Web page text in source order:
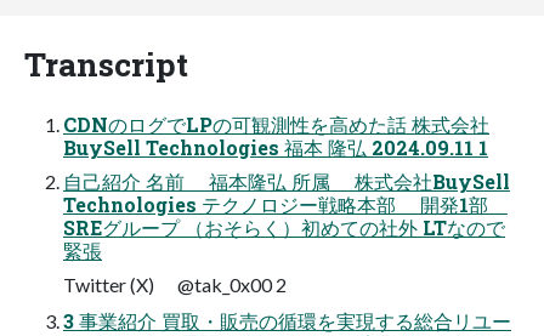
Transcript
CDNのログでLPの可観測性を高めた話 株式会社
BuySell Technologies 福本 隆弘 2024.09.11 1
自己紹介 名前 福本隆弘 所属 株式会社BuySell
Technologies テクノロジー戦略本部 開発1部
SREグループ （おそらく）初めての社外 LTなので
緊張
Twitter (X) @tak_0x00 2
3 事業紹介 買取・販売の循環を実現する総合リユー